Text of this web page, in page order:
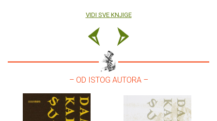
VIDI SVE KNJIGE
– OD ISTOG AUTORA –